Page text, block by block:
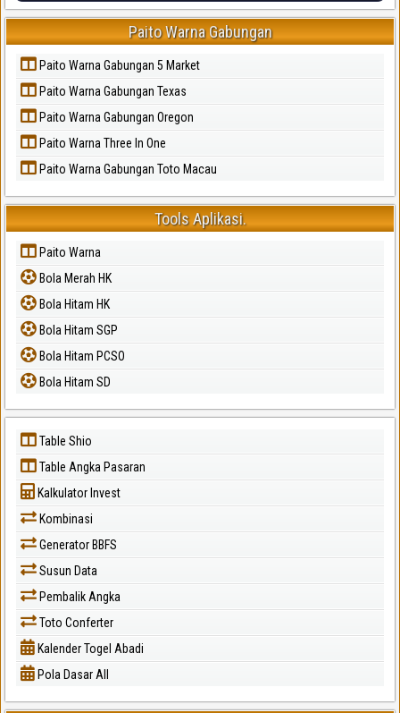
Paito Warna Gabungan
Paito Warna Gabungan 5 Market
Paito Warna Gabungan Texas
Paito Warna Gabungan Oregon
Paito Warna Three In One
Paito Warna Gabungan Toto Macau
Tools Aplikasi.
Paito Warna
Bola Merah HK
Bola Hitam HK
Bola Hitam SGP
Bola Hitam PCSO
Bola Hitam SD
Table Shio
Table Angka Pasaran
Kalkulator Invest
Kombinasi
Generator BBFS
Susun Data
Pembalik Angka
Toto Conferter
Kalender Togel Abadi
Pola Dasar All